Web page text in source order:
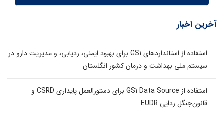
آخرین اخبار
استفاده از استانداردهای GS1 برای بهبود ایمنی، ردیابی، و مدیریت دارو در
سیستم ملی بهداشت و درمان کشور انگلستان
استفاده از GS1 Data Source برای دستورالعمل پایداری CSRD و
قانون‌جنگل زدایی EUDR